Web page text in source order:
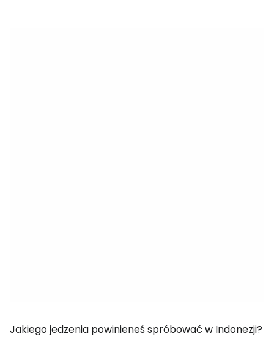
Jakiego jedzenia powinieneś spróbować w Indonezji?